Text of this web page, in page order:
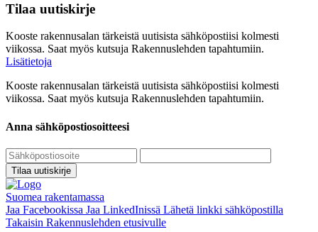
Tilaa uutiskirje
Kooste rakennusalan tärkeistä uutisista sähköpostiisi kolmesti
viikossa. Saat myös kutsuja Rakennuslehden tapahtumiin.
Lisätietoja
Kooste rakennusalan tärkeistä uutisista sähköpostiisi kolmesti
viikossa. Saat myös kutsuja Rakennuslehden tapahtumiin.
Anna sähköpostiosoitteesi
Tilaa uutiskirje
Suomea rakentamassa
Jaa Facebookissa Jaa LinkedInissä Lähetä linkki sähköpostilla
Takaisin Rakennuslehden etusivulle